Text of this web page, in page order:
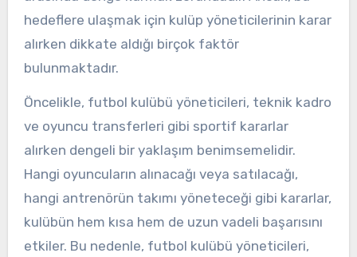
hedeflere ulaşmak için kulüp yöneticilerinin karar
alırken dikkate aldığı birçok faktör
bulunmaktadır.
Öncelikle, futbol kulübü yöneticileri, teknik kadro
ve oyuncu transferleri gibi sportif kararlar
alırken dengeli bir yaklaşım benimsemelidir.
Hangi oyuncuların alınacağı veya satılacağı,
hangi antrenörün takımı yöneteceği gibi kararlar,
kulübün hem kısa hem de uzun vadeli başarısını
etkiler. Bu nedenle, futbol kulübü yöneticileri,